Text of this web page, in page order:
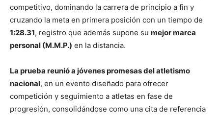
competitivo, dominando la carrera de principio a fin y
cruzando la meta en primera posición con un tiempo de
1:28.31, registro que además supone su mejor marca
personal (M.M.P.) en la distancia.
La prueba reunió a jóvenes promesas del atletismo
nacional, en un evento diseñado para ofrecer
competición y seguimiento a atletas en fase de
progresión, consolidándose como una cita de referencia